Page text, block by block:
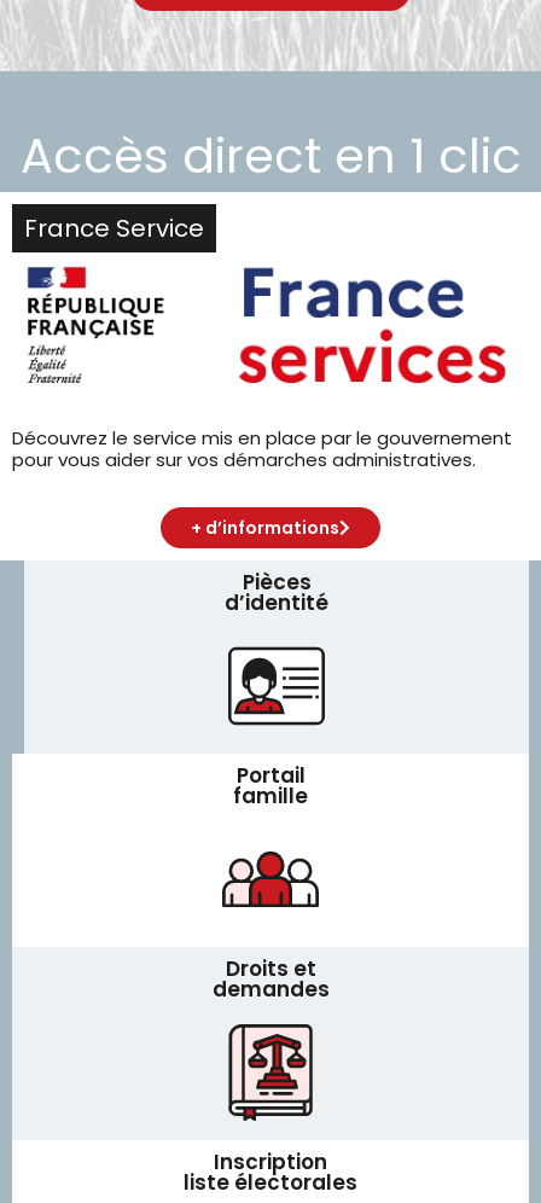
Accès direct en 1 clic
France Service
Découvrez le service mis en place par le gouvernement
pour vous aider sur vos démarches administratives.
+ d’informations
Pièces
d’identité
Portail
famille
Droits et
demandes
Inscription
liste électorales